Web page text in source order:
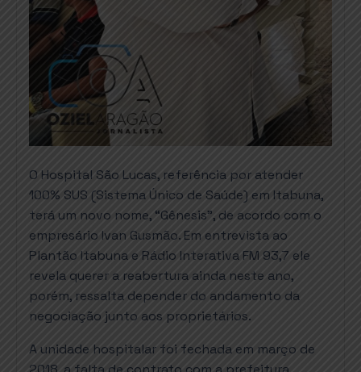
O Hospital São Lucas, referência por atender
100% SUS (Sistema Único de Saúde) em Itabuna,
terá um novo nome, “Gênesis”, de acordo com o
empresário Ivan Gusmão. Em entrevista ao
Plantão Itabuna e Rádio Interativa FM 93,7 ele
revela querer a reabertura ainda neste ano,
porém, ressalta depender do andamento da
negociação junto aos proprietários.
A unidade hospitalar foi fechada em março de